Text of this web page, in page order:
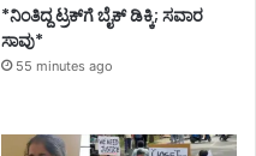
*ನಿಂತಿದ್ದ ಟ್ರಕ್‌ಗೆ ಬೈಕ್ ಡಿಕ್ಕಿ; ಸವಾರ
ಸಾವು*
55 minutes ago